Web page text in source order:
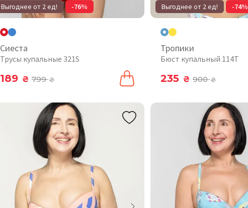
Выгоднее от 2 ед! -76%
Сиеста
Трусы купальные 321S
189 ₴ 799₴
Выгоднее от 2 ед! -74%
Тропики
Бюст купальный 114T
235 ₴ 900₴